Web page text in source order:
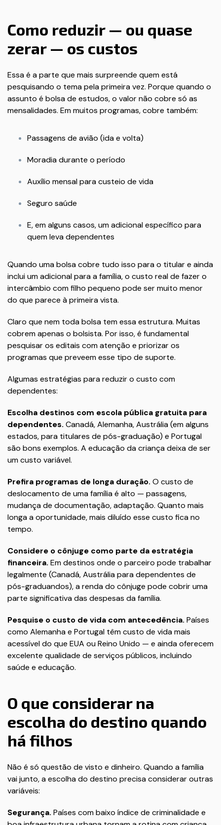
Como reduzir — ou quase
zerar — os custos
Essa é a parte que mais surpreende quem está
pesquisando o tema pela primeira vez. Porque quando o
assunto é bolsa de estudos, o valor não cobre só as
mensalidades. Em muitos programas, cobre também:
Passagens de avião (ida e volta)
Moradia durante o período
Auxílio mensal para custeio de vida
Seguro saúde
E, em alguns casos, um adicional específico para
quem leva dependentes
Quando uma bolsa cobre tudo isso para o titular e ainda
inclui um adicional para a família, o custo real de fazer o
intercâmbio com filho pequeno pode ser muito menor
do que parece à primeira vista.
Claro que nem toda bolsa tem essa estrutura. Muitas
cobrem apenas o bolsista. Por isso, é fundamental
pesquisar os editais com atenção e priorizar os
programas que preveem esse tipo de suporte.
Algumas estratégias para reduzir o custo com
dependentes:
Escolha destinos com escola pública gratuita para
dependentes. Canadá, Alemanha, Austrália (em alguns
estados, para titulares de pós-graduação) e Portugal
são bons exemplos. A educação da criança deixa de ser
um custo variável.
Prefira programas de longa duração. O custo de
deslocamento de uma família é alto — passagens,
mudança de documentação, adaptação. Quanto mais
longa a oportunidade, mais diluído esse custo fica no
tempo.
Considere o cônjuge como parte da estratégia
financeira. Em destinos onde o parceiro pode trabalhar
legalmente (Canadá, Austrália para dependentes de
pós-graduandos), a renda do cônjuge pode cobrir uma
parte significativa das despesas da família.
Pesquise o custo de vida com antecedência. Países
como Alemanha e Portugal têm custo de vida mais
acessível do que EUA ou Reino Unido — e ainda oferecem
excelente qualidade de serviços públicos, incluindo
saúde e educação.
O que considerar na
escolha do destino quando
há filhos
Não é só questão de visto e dinheiro. Quando a família
vai junto, a escolha do destino precisa considerar outras
variáveis:
Segurança. Países com baixo índice de criminalidade e